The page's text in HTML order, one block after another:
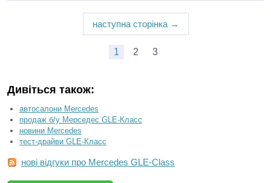
наступна сторінка →
1 2 3
Дивіться також:
автосалони Mercedes
продаж б/у Мерседес GLE-Класс
новини Mercedes
тест-драйви GLE-Класс
нові відгуки про Mercedes GLE-Class